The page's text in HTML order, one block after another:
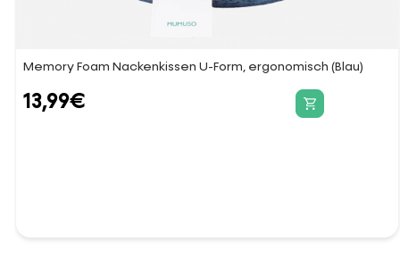
Memory Foam Nackenkissen U-Form, ergonomisch (Blau)
13,99€